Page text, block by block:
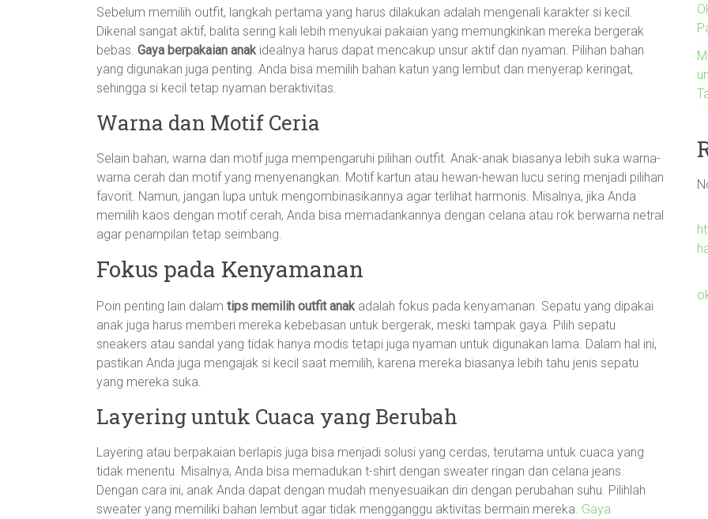
Sebelum memilih outfit, langkah pertama yang harus dilakukan adalah mengenali karakter si kecil.
Dikenal sangat aktif, balita sering kali lebih menyukai pakaian yang memungkinkan mereka bergerak
bebas. Gaya berpakaian anakidealnya harus dapat mencakup unsur aktif dan nyaman. Pilihan bahan
yang digunakan juga penting. Anda bisa memilih bahan katun yang lembut dan menyerap keringat,
sehingga si kecil tetap nyaman beraktivitas.
Warna dan Motif Ceria
Selain bahan, warna dan motif juga mempengaruhi pilihan outfit. Anak-anak biasanya lebih suka warna-
warna cerah dan motif yang menyenangkan. Motif kartun atau hewan-hewan lucu sering menjadi pilihan
favorit. Namun, jangan lupa untuk mengombinasikannya agar terlihat harmonis. Misalnya, jika Anda
memilih kaos dengan motif cerah, Anda bisa memadankannya dengan celana atau rok berwarna netral
agar penampilan tetap seimbang.
Fokus pada Kenyamanan
Poin penting lain dalam tips memilih outfit anakadalah fokus pada kenyamanan. Sepatu yang dipakai
anak juga harus memberi mereka kebebasan untuk bergerak, meski tampak gaya. Pilih sepatu
sneakers atau sandal yang tidak hanya modis tetapi juga nyaman untuk digunakan lama. Dalam hal ini,
pastikan Anda juga mengajak si kecil saat memilih, karena mereka biasanya lebih tahu jenis sepatu
yang mereka suka.
Layering untuk Cuaca yang Berubah
Layering atau berpakaian berlapis juga bisa menjadi solusi yang cerdas, terutama untuk cuaca yang
tidak menentu. Misalnya, Anda bisa memadukan t-shirt dengan sweater ringan dan celana jeans.
Dengan cara ini, anak Anda dapat dengan mudah menyesuaikan diri dengan perubahan suhu. Pilihlah
sweater yang memiliki bahan lembut agar tidak mengganggu aktivitas bermain mereka. Gaya